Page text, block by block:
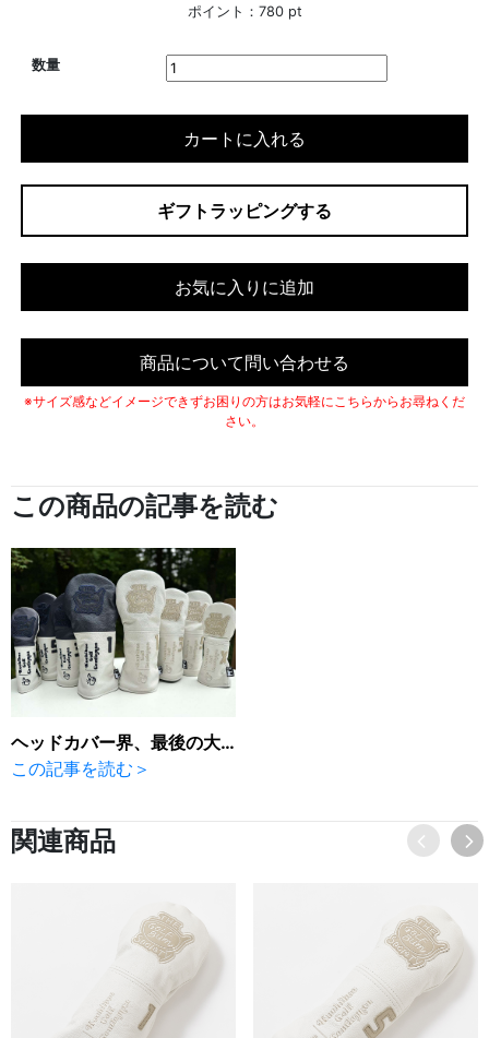
ポイント：780 pt
数量
カートに入れる
ギフトラッピングする
お気に入りに追加
商品について問い合わせる
※サイズ感などイメージできずお困りの方はお気軽にこちらからお尋ねくだ
さい。
この商品の記事を読む
ヘッドカバー界、最後の大物が上陸！
この記事を読む＞
関連商品